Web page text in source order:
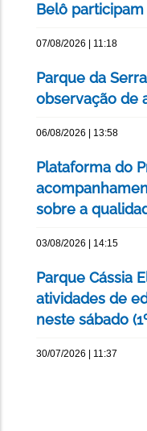
Belô
07/08/2026 | 11:18
Parque da
observação de
06/08/2026 | 13:58
Plataforma do
sobre a
03/08/2026 | 14:15
Parque Cássia
atividades de
neste sábado
30/07/2026 | 11:37